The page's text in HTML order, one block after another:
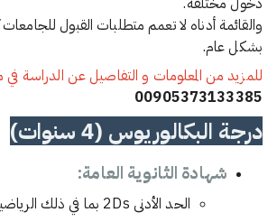
والقائمة أدناه لا تعمم متطلبات القبول
بشكل عام.
للمزيد من المعلومات و التفاصيل عن الدراسة في
00905373133385
درجة البكالوريوس (4 سنوات)
شهادة الثانوية العامة:
الحد الأدنى 2Ds بما في ذلك الرياضيات والفيزياء.